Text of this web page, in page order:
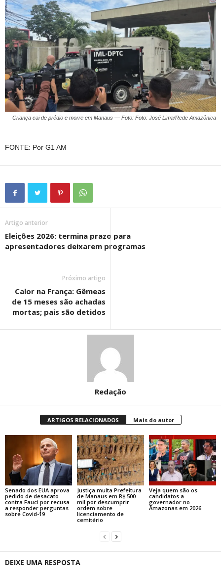
Criança cai de prédio e morre em Manaus — Foto: Foto: José Lima/Rede Amazônica
FONTE: Por G1 AM
Artigo anterior
Eleições 2026: termina prazo para
apresentadores deixarem programas
Próximo artigo
Calor na França: Gêmeas
de 15 meses são achadas
mortas; pais são detidos
Redação
ARTIGOS RELACIONADOS Mais do autor
Senado dos EUA aprova
pedido de desacato
contra Fauci por recusa
a responder perguntas
sobre Covid-19
Justiça multa Prefeitura
de Manaus em R$ 500
mil por descumprir
ordem sobre
licenciamento de
cemitério
Veja quem são os
candidatos a
governador no
Amazonas em 2026
DEIXE UMA RESPOSTA